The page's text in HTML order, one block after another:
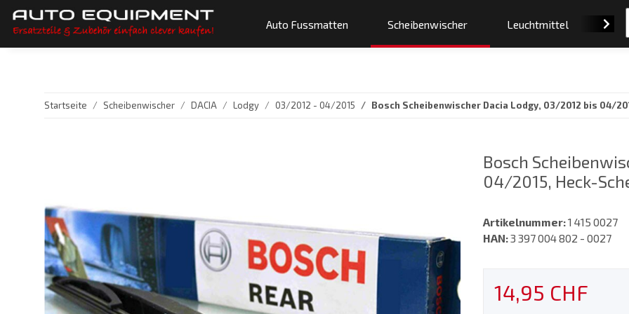
Auto Fussmatten Scheibenwischer Leuchtmittel
Startseite Scheibenwischer DACIA Lodgy 03/2012 - 04/2015 Bosch Scheibenwischer Dacia Lodgy, 03/2012 bis 04/
Bosch
04/2015, Heck-
Artikelnummer:1 415 0027
HAN:3 397 004 802 - 0027
14,95 CHF